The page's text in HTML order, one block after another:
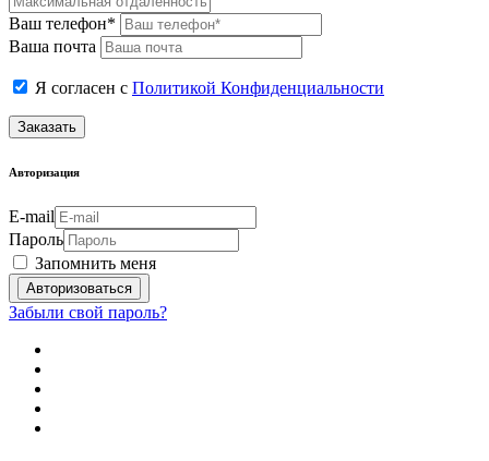
Ваш телефон*
Ваша почта
Я согласен с Политикой Конфиденциальности
Заказать
Авторизация
E-mail
Пароль
Запомнить меня
Забыли свой пароль?